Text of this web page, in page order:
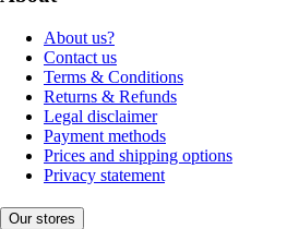
About us?
Contact us
Terms & Conditions
Returns & Refunds
Legal disclaimer
Payment methods
Prices and shipping options
Privacy statement
Our stores